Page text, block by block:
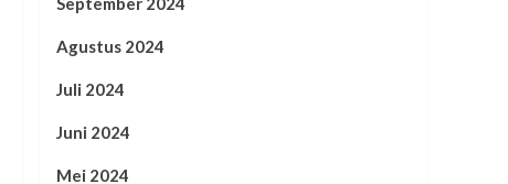
Agustus 2024
Juli 2024
Juni 2024
Mei 2024